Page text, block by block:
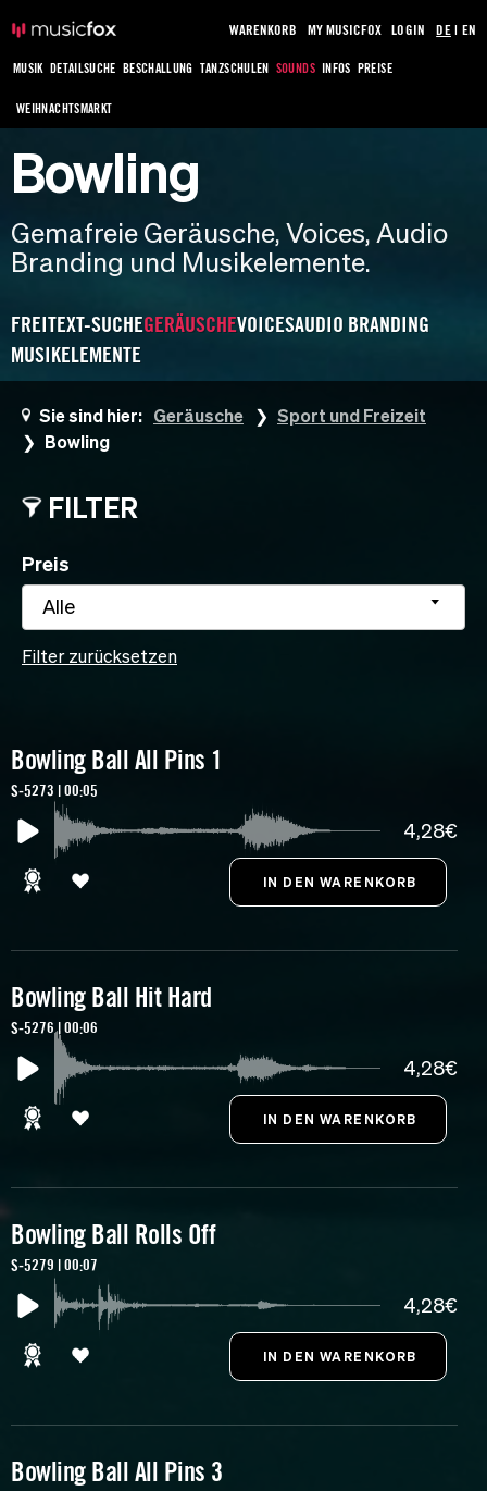
MUSIK DETAILSUCHE BESCHALLUNG TANZSCHULEN SOUNDS INFOS PREISE
WEIHNACHTSMARKT
WARENKORB MY MUSICFOX LOGIN DE| EN
Bowling
Gemafreie Geräusche, Voices, Audio
Branding und Musikelemente.
FREITEXT-SUCHEGERÄUSCHEVOICESAUDIO BRANDING
MUSIKELEMENTE
Sie sind hier: Geräusche
Sport und Freizeit
Bowling
FILTER
Preis
Alle
Filter zurücksetzen
Bowling Ball All Pins 1
S-5273 | 00:05
4,28€
Bowling Ball Hit Hard
S-5276 | 00:06
4,28€
Bowling Ball Rolls Off
S-5279 | 00:07
4,28€
Bowling Ball All Pins 3